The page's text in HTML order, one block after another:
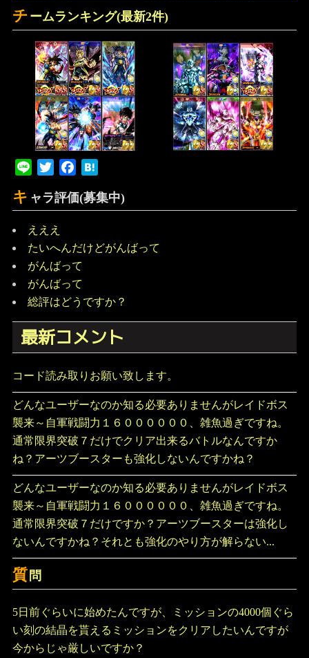
チ ームランキング(最新2件)
Line Twitter Facebook
キ ャラ評価(募集中)
えええ
たいへんだけどがんばって
がんばって
がんばって
総評はどうですか？
最新コメント
コード読み取りお願い致します。
どんなユーザーなのか知る必要ありませんがレイドボス
襲来～自軍戦闘力１６００００００、雑魚過ぎですね。
通常限界突破７だけでクリア出来るバトルなんですか
ね？アーツブースターも強化しないんですかね？
どんなユーザーなのか知る必要ありませんがレイドボス
襲来～自軍戦闘力１６００００００、雑魚過ぎですね。
通常限界突破７だけですか？アーツブースターは強化し
ないんですかね？それとも強化のやり方が解らない...
質 問
5日前ぐらいに始めたんですが、ミッションの4000個ぐら
い刻の結晶を貰えるミッションをクリアしたいんですが
今からじゃ厳しいですか？